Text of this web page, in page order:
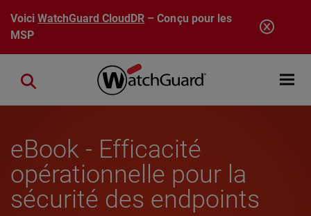
Aller au contenu principal
VoiciWatchGuard CloudDR – Conçu pour les
MSP
Open
Close search
eBook - Efficacité
opérationnelle pour la
sécurité des endpoints